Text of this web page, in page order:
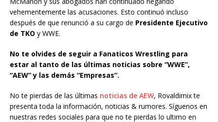
vehementemente las acusaciones. Esto continuó incluso
después de que renunció a su cargo de Presidente Ejecutivo
de TKO y WWE.
No te olvides de seguir a Fanaticos Wrestling para
estar al tanto de las últimas noticias sobre “WWE”,
“AEW” y las demás “Empresas”.
No te pierdas de las últimas noticias de AEW, Rovaldimix te
presenta toda la información, noticias & rumores. Síguenos en
nuestras redes sociales para que no te pierdas lo ultimo en